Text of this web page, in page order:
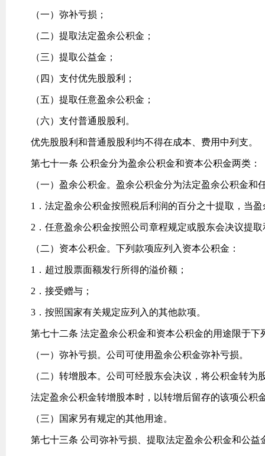
（一）弥补亏损；
（二）提取法定盈余公积金；
（三）提取公益金；
（四）支付优先股股利；
（五）提取任意盈余公积金；
（六）支付普通股股利。
优先股股利和普通股股利均不得在成本、费用中列支。
第七十一条 公积金分为盈余公积金和资本公积金两类：
（一）盈余公积金。盈余公积金分为法定盈余公积金和
1．法定盈余公积金按照税后利润的百分之十提取，当
2．任意盈余公积金按照公司章程规定或股东会决议提
（二）资本公积金。下列款项应列入资本公积金：
1．超过股票面额发行所得的溢价额；
2．接受赠与；
3．按照国家有关规定应列入的其他款项。
第七十二条 法定盈余公积金和资本公积金的用途限于下
（一）弥补亏损。公司可使用盈余公积金弥补亏损。
（二）转增股本。公司可经股东会决议，将公积金转
法定盈余公积金转增股本时，以转增后留存的该项公积
（三）国家另有规定的其他用途。
第七十三条 公司弥补亏损、提取法定盈余公积金和公益